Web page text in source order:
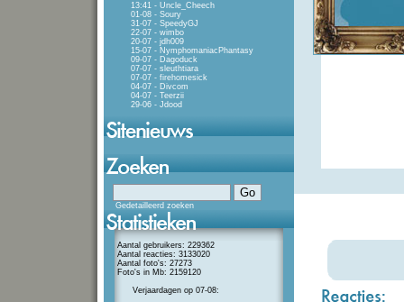
13:41 - Uncle_Cheech
01-08 - Soury
31-07 - SpeedyGJ
22-07 - wimbo
20-07 - jdh009
15-07 - NymphomaniacPhantasy
09-07 - Dagoduck
07-07 - sleuthtiara
07-07 - firehomesick
04-07 - Divcom
04-07 - Teerzii
29-06 - Jdood
Gedetailleerd zoeken
Aantal gebruikers: 229362
Aantal reacties: 3133020
Aantal foto's: 27273
Foto's in Mb: 2159120
Verjaardagen op 07-08: